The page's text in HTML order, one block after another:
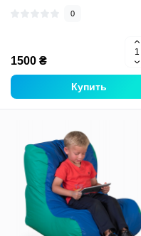
0
1500 ₴
Купить